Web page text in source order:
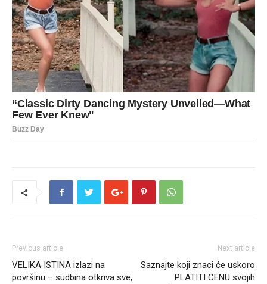
Previous article
VELIKA ISTINA izlazi na
površinu – sudbina otkriva sve,
Next article
Saznajte koji znaci će uskoro
PLATITI CENU svojih